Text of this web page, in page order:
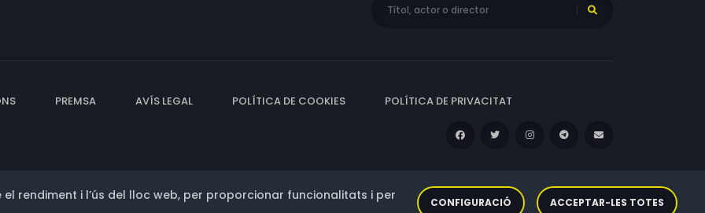
PREMSA AVÍS LEGAL POLÍTICA DE COOKIES POLÍTICA DE PRIVACITAT
rendiment i l’ús del lloc web, per proporcionar funcionalitats i per
CONFIGURACIÓ ACCEPTAR-LES TOTES